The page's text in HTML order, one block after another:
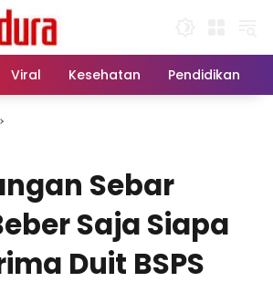
Viral Kesehatan Pendidikan
Sebar
Saja Siapa
Duit BSPS